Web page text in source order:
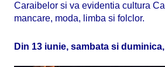
Caraibelor si va evidentia cultura
mancare, moda, limba si folclor.
Din 13 iunie, sambata si